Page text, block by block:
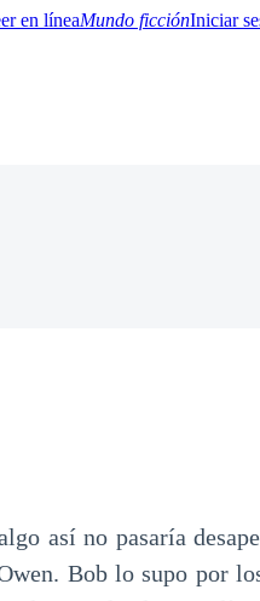
Mundo ficciónIniciar
así no pasaría
Bob lo supo por